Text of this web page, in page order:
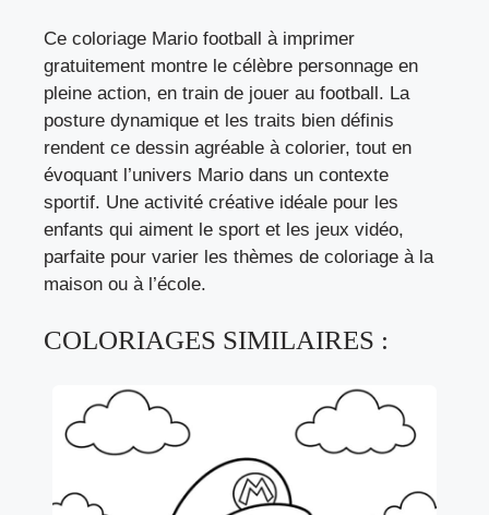
Ce coloriage Mario football à imprimer
gratuitement montre le célèbre personnage en
pleine action, en train de jouer au football. La
posture dynamique et les traits bien définis
rendent ce dessin agréable à colorier, tout en
évoquant l’univers Mario dans un contexte
sportif. Une activité créative idéale pour les
enfants qui aiment le sport et les jeux vidéo,
parfaite pour varier les thèmes de coloriage à la
maison ou à l’école.
COLORIAGES SIMILAIRES :